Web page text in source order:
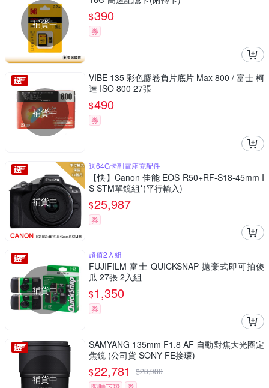
補貨中
$390
券
補貨中
VIBE 135 彩色膠卷負片底片 Max 800 / 富士 柯
達 ISO 800 27張
$490
券
補貨中
送64G卡副電座充配件
【快】Canon 佳能 EOS R50+RF-S18-45mm I
S STM單鏡組*(平行輸入)
$25,987
券
補貨中
超值2入組
FUJIFILM 富士 QUICKSNAP 拋棄式即可拍傻
瓜 27張 2入組
$1,350
券
補貨中
SAMYANG 135mm F1.8 AF 自動對焦大光圈定
焦鏡 (公司貨 SONY FE接環)
$22,781 $23,980